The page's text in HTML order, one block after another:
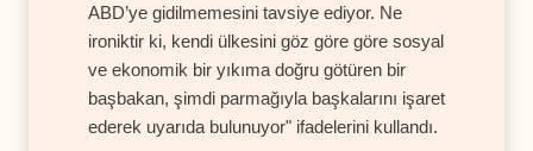
ABD’ye gidilmemesini tavsiye ediyor. Ne
ironiktir ki, kendi ülkesini göz göre göre sosyal
ve ekonomik bir yıkıma doğru götüren bir
başbakan, şimdi parmağıyla başkalarını işaret
ederek uyarıda bulunuyor" ifadelerini kullandı.